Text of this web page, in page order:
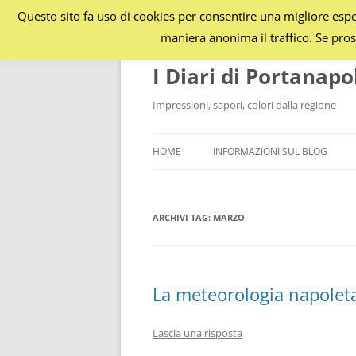
I Diari di
Impressioni, sapori, colori dalla regione
HOME INFORMAZIONI SUL BLOG
ARCHIVI TAG: MARZO
La meteorologia
Lascia una risposta
Questo sito fa uso di cookies per consentire una migliore
maniera anonima il traffico. Se